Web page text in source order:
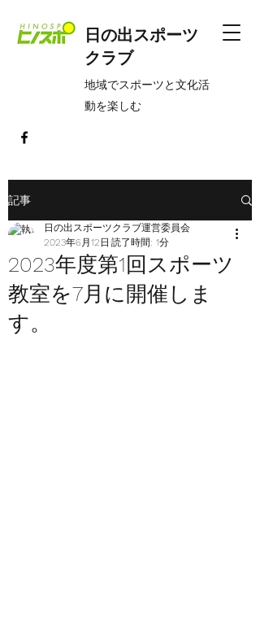
日の出スポーツ
クラブ
​地域でスポーツと文化活
動を楽しむ
記事
2023年度第1回スポーツ
教室を7月に開催しま
す。
日の出スポーツクラブ運営委員会
2023年6月12日 読了時間: 1分